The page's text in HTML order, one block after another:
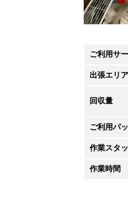
ご利用サ
出張エリア
回収量
ご利用パ
作業スタ
作業時間